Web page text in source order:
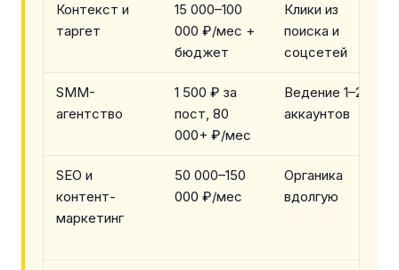
Контекст и
таргет
15 000–100
000 ₽/мес +
бюджет
Клики из
поиска и
соцсетей
SMM-
агентство
1 500 ₽ за
пост, 80
000+ ₽/мес
Ведение 1–2
аккаунтов
SEO и
контент-
маркетинг
50 000–150
000 ₽/мес
Органика
вдолгую